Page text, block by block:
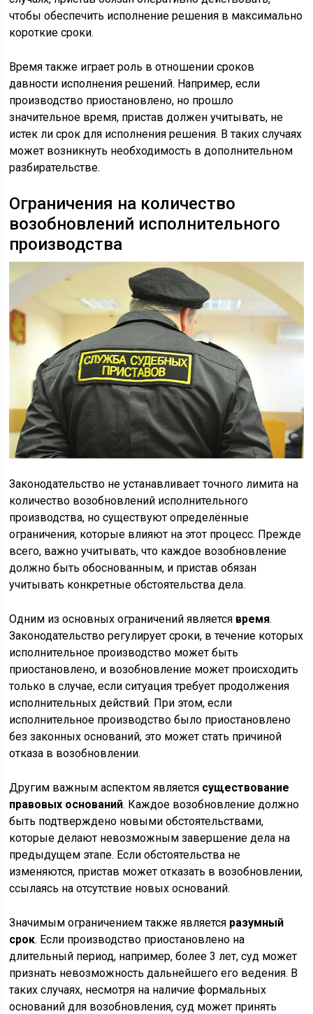
чтобы обеспечить исполнение решения в максимально
короткие сроки.
Время также играет роль в отношении сроков
давности исполнения решений. Например, если
производство приостановлено, но прошло
значительное время, пристав должен учитывать, не
истек ли срок для исполнения решения. В таких случаях
может возникнуть необходимость в дополнительном
разбирательстве.
Ограничения на количество
возобновлений исполнительного
производства
Законодательство не устанавливает точного лимита на
количество возобновлений исполнительного
производства, но существуют определённые
ограничения, которые влияют на этот процесс. Прежде
всего, важно учитывать, что каждое возобновление
должно быть обоснованным, и пристав обязан
учитывать конкретные обстоятельства дела.
Одним из основных ограничений является время.
Законодательство регулирует сроки, в течение которых
исполнительное производство может быть
приостановлено, и возобновление может происходить
только в случае, если ситуация требует продолжения
исполнительных действий. При этом, если
исполнительное производство было приостановлено
без законных оснований, это может стать причиной
отказа в возобновлении.
Другим важным аспектом является существование
правовых оснований. Каждое возобновление должно
быть подтверждено новыми обстоятельствами,
которые делают невозможным завершение дела на
предыдущем этапе. Если обстоятельства не
изменяются, пристав может отказать в возобновлении,
ссылаясь на отсутствие новых оснований.
Значимым ограничением также является разумный
срок. Если производство приостановлено на
длительный период, например, более 3 лет, суд может
признать невозможность дальнейшего его ведения. В
таких случаях, несмотря на наличие формальных
оснований для возобновления, суд может принять